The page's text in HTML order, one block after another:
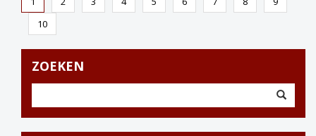
10
ZOEKEN